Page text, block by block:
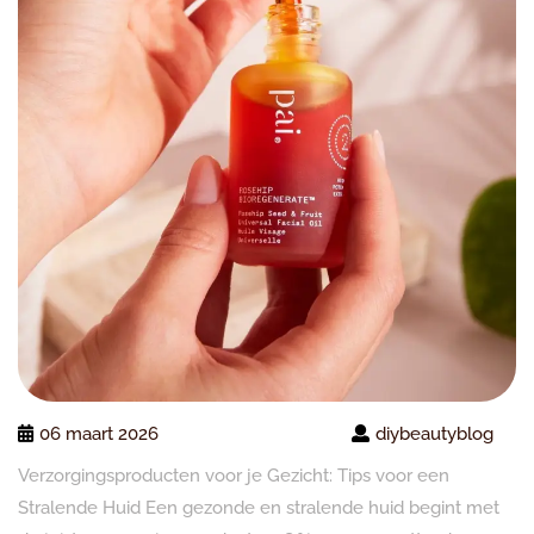
06 maart 2026
diybeautyblog
Verzorgingsproducten voor je Gezicht: Tips voor een
Stralende Huid Een gezonde en stralende huid begint met